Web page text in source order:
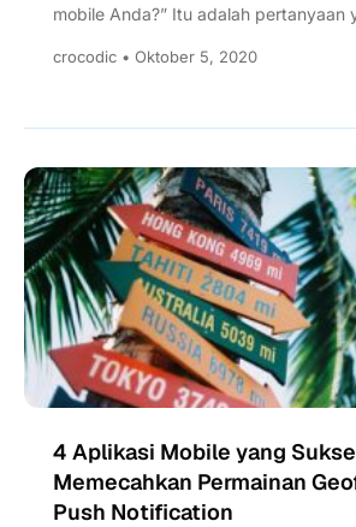
mobile Anda?” Itu adalah pertanyaan
crocodic • Oktober 5, 2020
4 Aplikasi Mobile yang
Memecahkan Permainan
Push Notification